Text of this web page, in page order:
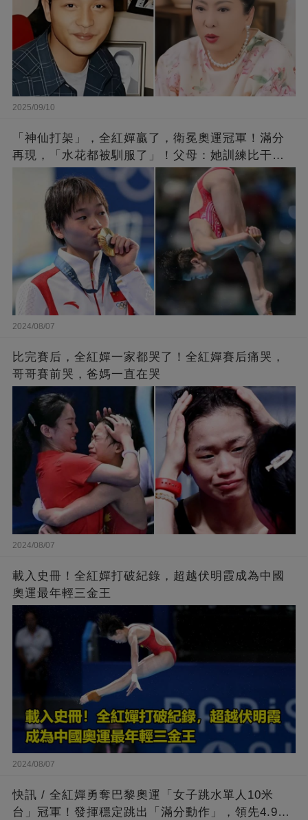
2025/09/10
「神仙打架」，全紅嬋贏了，衛冕奧運冠軍！滿分
再現，「水花都被馴服了」！父母：她訓練比干農
活累百倍！陳芋汐惜敗，獲得銀牌
2024/08/07
比完賽后，全紅嬋一家都哭了！全紅嬋賽后痛哭，
哥哥賽前哭，爸媽一直在哭
2024/08/07
載入史冊！全紅嬋打破紀錄，超越伏明霞成為中國
奧運最年輕三金王
2024/08/07
快訊 / 全紅嬋勇奪巴黎奧運「女子跳水單人10米
台」冠軍！發揮穩定跳出「滿分動作」，領先4.9分